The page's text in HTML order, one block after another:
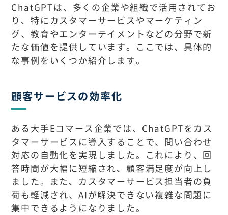
ChatGPTは、多くの企業や組織で活用されてお
り、特にカスタマーサービスやマーケティン
グ、教育やエンターテイメントなどの分野で新
たな価値を提供しています。ここでは、具体的
な事例をいくつか紹介します。
顧客サービスの効率化
ある大手Eコマース企業では、ChatGPTをカス
タマーサービスに導入することで、問い合わせ
対応の自動化を実現しました。これにより、回
答時間が大幅に短縮され、顧客満足度が向上し
ました。また、カスタマーサービス担当者の負
荷も軽減され、AIが解決できない複雑な問題に
集中できるようになりました。